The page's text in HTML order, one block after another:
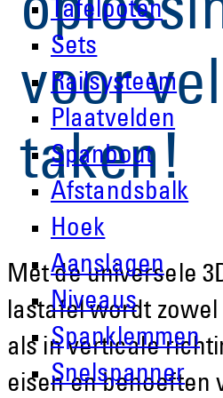
Tafelpoten
Sets
Railsysteem
Plaatvelden
Spanbout
Afstandsbalk
Hoek
Aanslagen
Niveaus
Spanklemmen
Snelspanner
voor
taken!
Met de universele
lastafel wordt
als in verticale
eisen en behoeften